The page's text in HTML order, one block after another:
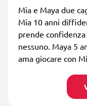
Mia e Maya due
Mia 10 anni
prende
nessuno. Maya 5
ama giocare con